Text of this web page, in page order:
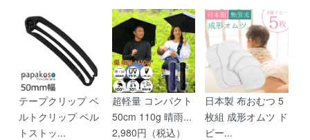
テープクリップ ベ
ルトクリップ ベル
トストッ...
超軽量 コンパクト
50cm 110g 晴雨...
2,980円（税込）
日本製 布おむつ 5
枚組 成形オムツ ド
ビー...